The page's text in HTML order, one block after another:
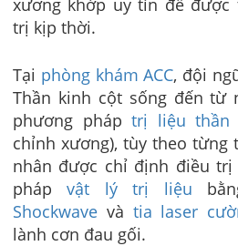
trị kịp thời.
Tại phòng khám ACC, đội
Thần kinh cột sống đến từ
phương pháp trị liệu thần
chỉnh xương), tùy theo từng
nhân được chỉ định điều
phápvật lý trị liệu
Shockwave và tia laser
lành cơn đau gối.